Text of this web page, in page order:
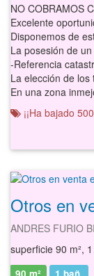
Excelente
Disponemos de esta propiedad que
La posesión de un suelo otorga al propietario facultades, deberes y cargas basadas en las leyes
-Referencia
La elección de los tipos de terreno adecuado es un paso fundamental en cualquier
En una zona inmejorable muy bien comunicada por carretera, lo que facilita los desplazamientos a distintos
¡¡Ha bajado
Otros en
ANDRES FURIO
superficie 90 m²,